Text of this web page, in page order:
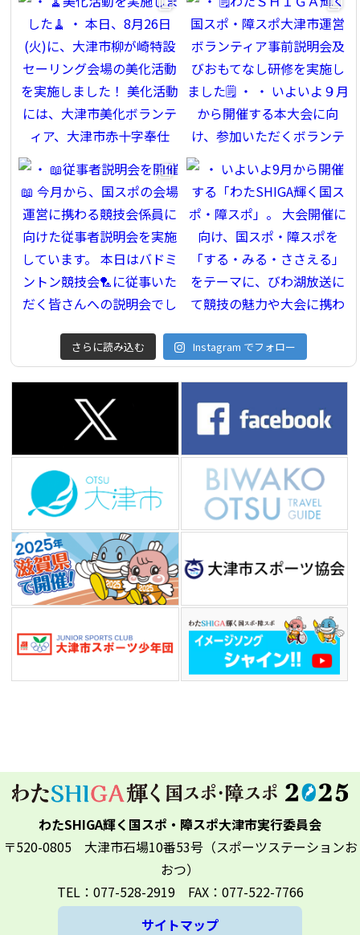
さらに読み込む Instagram でフォロー
わたSHIGA輝く国スポ・障スポ大津市実行委員会
〒520-0805 大津市石場10番53号（スポーツステーションお
おつ）
TEL：077-528-2919 FAX：077-522-7766
サイトマップ